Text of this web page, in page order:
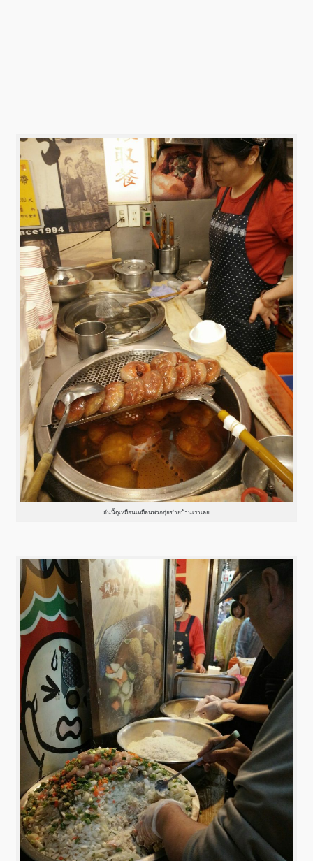
อันนี้ดูเหมือนเหมือนพวกกุ่ยช่ายบ้านเราเลย